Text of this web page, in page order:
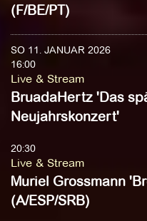
(F/BE/PT)
SO 11. JANUAR 2026
16:00
Live & Stream
BruadaHertz 'Das
Neujahrskonzert'
20:30
Live & Stream
Muriel Grossmann
(A/ESP/SRB)